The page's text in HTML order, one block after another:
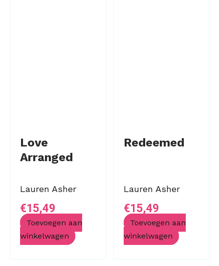
Love
Arranged
Lauren Asher
€15,49
Toevoegen aan
winkelwagen
Redeemed
Lauren Asher
€15,49
Toevoegen aan
winkelwagen